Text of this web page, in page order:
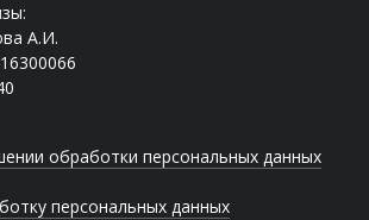
А.И.
обработки персональных данных
персональных данных